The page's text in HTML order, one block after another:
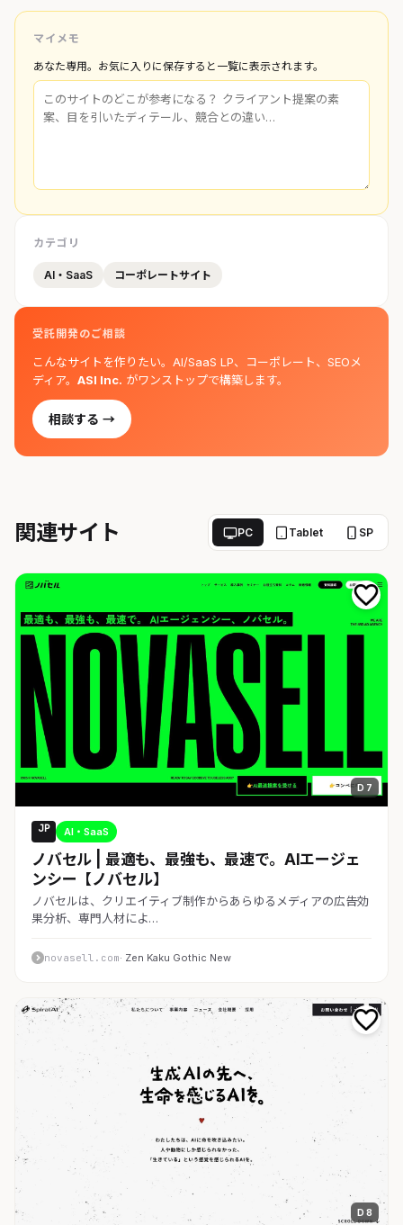
マイメモ
あなた専用。お気に入りに保存すると一覧に表示されます。
カテゴリ
AI・SaaS コーポレートサイト
受託開発のご相談
こんなサイトを作りたい。AI/SaaS LP、コーポレート、SEOメ
ディア。 ASI Inc. がワンストップで構築します。
相談する →
関連サイト PC Tablet SP
D 7
JP AI・SaaS
ノバセル | 最適も、最強も、最速で。AIエージェ
ンシー【ノバセル】
ノバセルは、クリエイティブ制作からあらゆるメディアの広告効
果分析、専門人材によ…
novasell.com· Zen Kaku Gothic New
D 8